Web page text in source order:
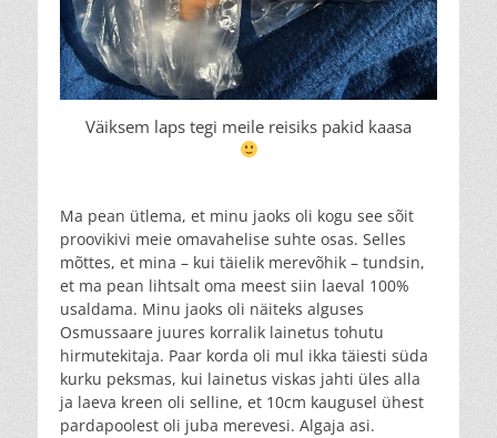
Väiksem laps tegi meile reisiks pakid kaasa
Ma pean ütlema, et minu jaoks oli kogu see sõit
proovikivi meie omavahelise suhte osas. Selles
mõttes, et mina – kui täielik merevõhik – tundsin,
et ma pean lihtsalt oma meest siin laeval 100%
usaldama. Minu jaoks oli näiteks alguses
Osmussaare juures korralik lainetus tohutu
hirmutekitaja. Paar korda oli mul ikka täiesti süda
kurku peksmas, kui lainetus viskas jahti üles alla
ja laeva kreen oli selline, et 10cm kaugusel ühest
pardapoolest oli juba merevesi. Algaja asi.